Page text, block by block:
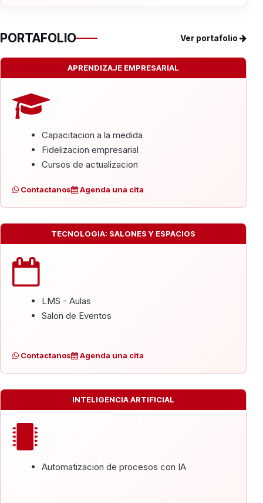
PORTAFOLIO Ver portafolio
APRENDIZAJE EMPRESARIAL
Capacitacion a la medida
Fidelizacion empresarial
Cursos de actualizacion
Contactanos Agenda una cita
TECNOLOGIA: SALONES Y ESPACIOS
LMS - Aulas
Salon de Eventos
Contactanos Agenda una cita
INTELIGENCIA ARTIFICIAL
Automatizacion de procesos con IA